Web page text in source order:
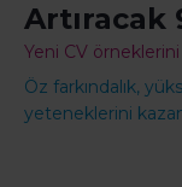
Artıracak
Yeni CV
Öz farkındalık,
yeteneklerini